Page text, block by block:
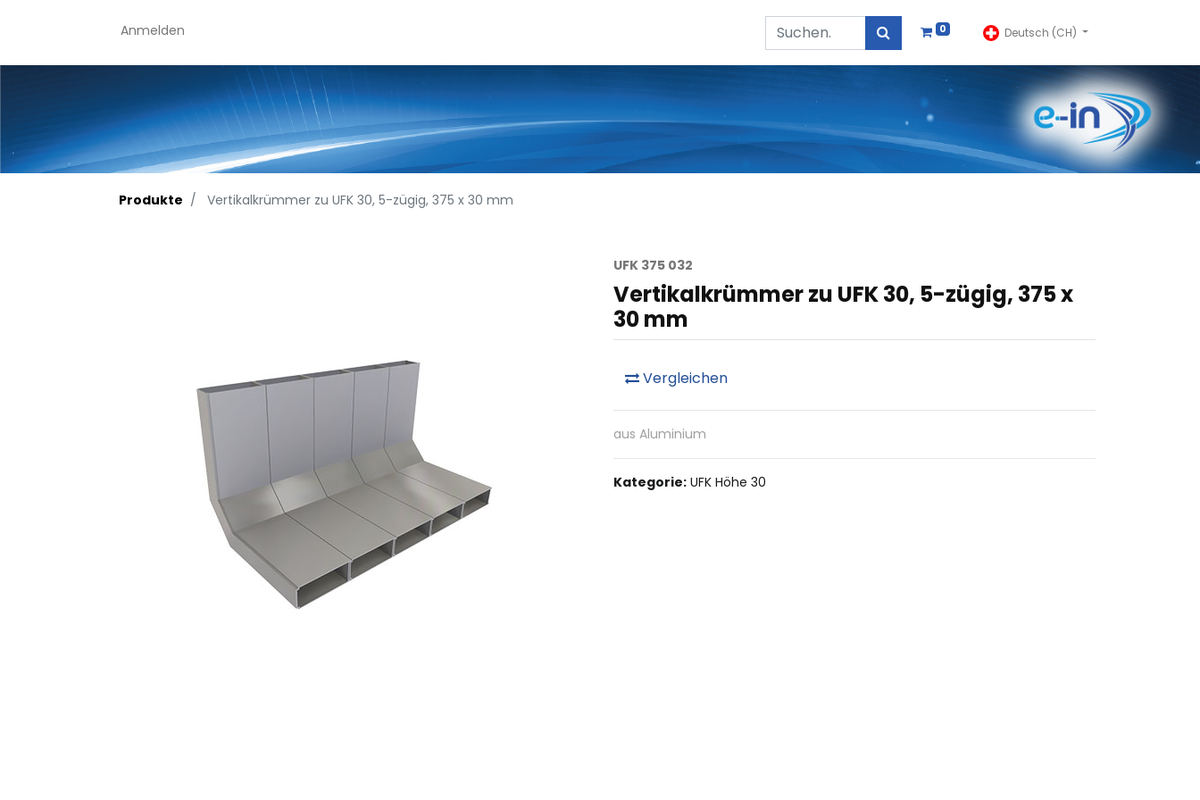
Anmelden 0 Deutsch (CH)
Produkte Vertikalkrümmer zu UFK 30, 5-zügig, 375 x 30 mm
UFK 375 032
Vertikalkrümmer zu UFK 30, 5-zügig, 375 x
30 mm
Vergleichen
aus Aluminium
Kategorie: UFK Höhe 30